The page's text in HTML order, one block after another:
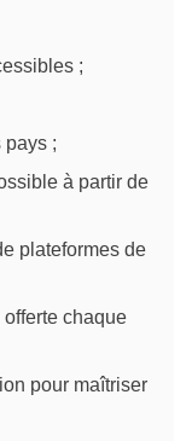
;
pays ;
à partir de
plateformes de
chaque
pour maîtriser